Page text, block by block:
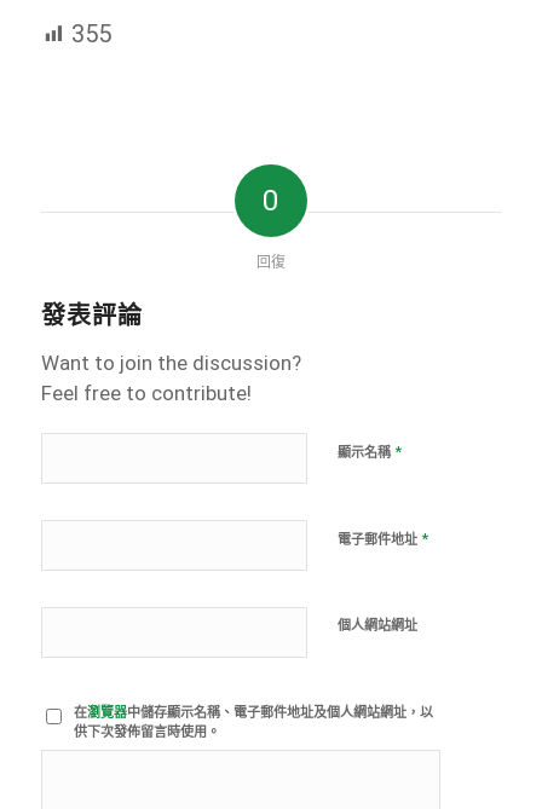
355
0
回復
發表評論
Want to join the discussion?
Feel free to contribute!
顯示名稱 *
電子郵件地址 *
個人網站網址
在瀏覽器中儲存顯示名稱、電子郵件地址及個人網站網址，以
供下次發佈留言時使用。